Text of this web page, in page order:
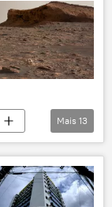
Mais 13